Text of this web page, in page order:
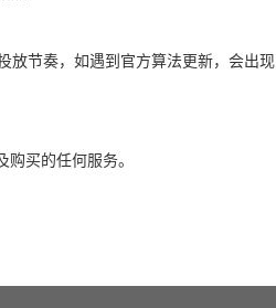
放节奏，如遇到官方算法更新，会出现
买的任何服务。